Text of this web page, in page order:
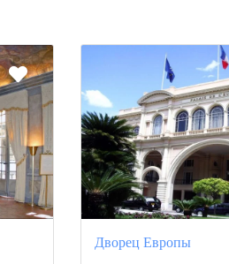
Дворец Европы